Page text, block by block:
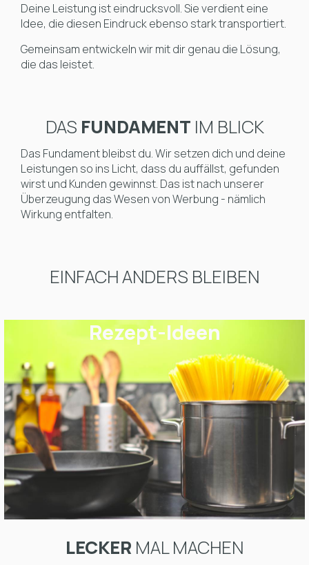
Deine Leistung ist eindrucksvoll. Sie verdient eine
Idee, die diesen Eindruck ebenso stark transportiert.
Gemeinsam entwickeln wir mit dir genau die Lösung,
die das leistet.
DAS FUNDAMENT IM BLICK
Das Fundament bleibst du. Wir setzen dich und deine
Leistungen so ins Licht, dass du auffällst, gefunden
wirst und Kunden gewinnst. Das ist nach unserer
Überzeugung das Wesen von Werbung - nämlich
Wirkung entfalten.
EINFACH ANDERS BLEIBEN
Rezept-Ideen
LECKER MAL MACHEN